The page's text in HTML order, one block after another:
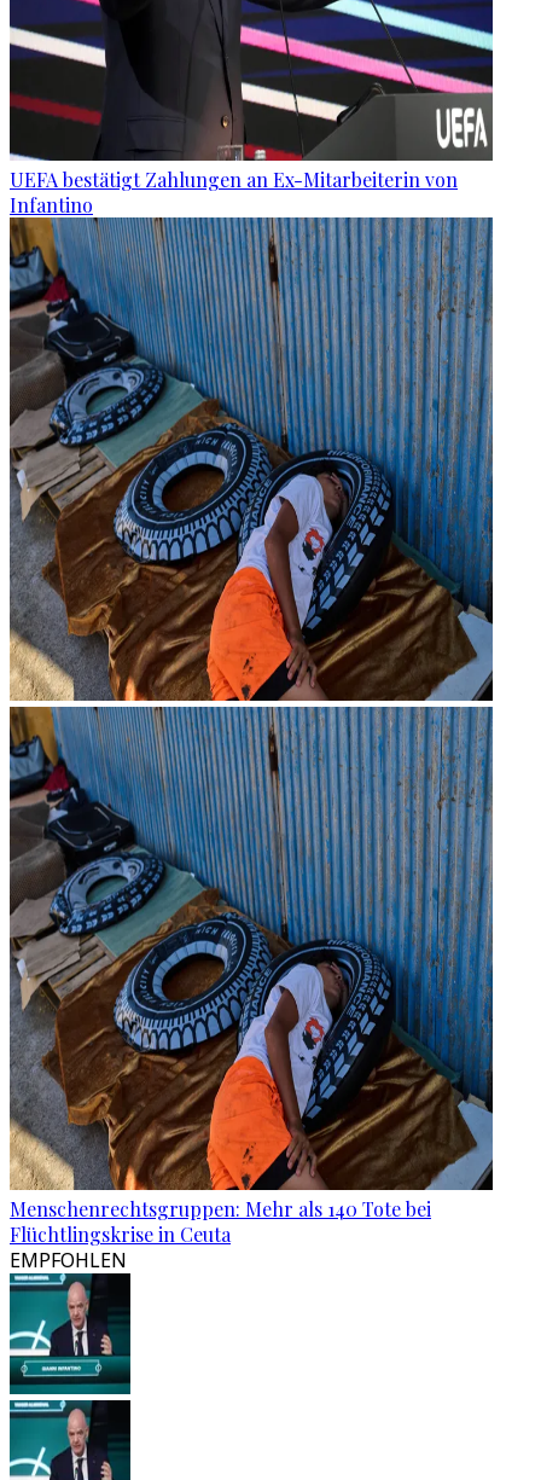
UEFA bestätigt Zahlungen an Ex-Mitarbeiterin von
Infantino
Menschenrechtsgruppen: Mehr als 140 Tote bei
Flüchtlingskrise in Ceuta
EMPFOHLEN